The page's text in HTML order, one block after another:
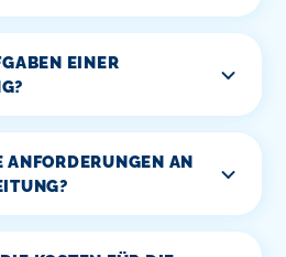
EINER
ANFORDERUNGEN AN